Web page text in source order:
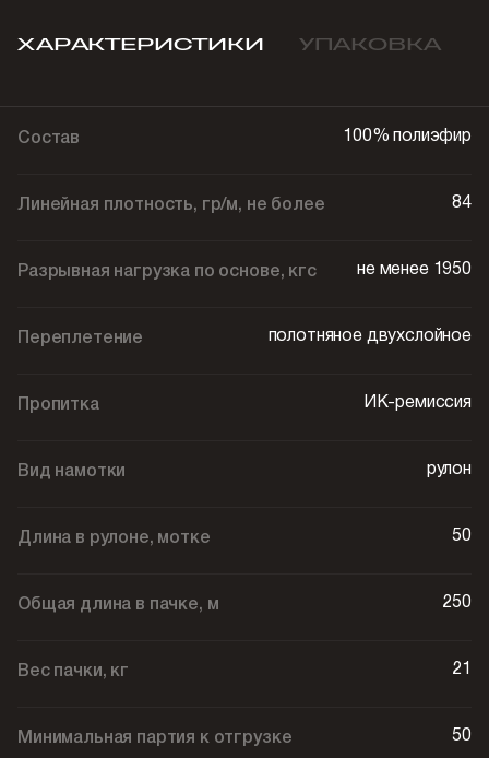
ХАРАКТЕРИСТИКИ УПАКОВКА
Состав 100% полиэфир
Линейная плотность, гр/м, не более 84
Разрывная нагрузка по основе, кгс не менее 1950
Переплетение полотняное двухслойное
Пропитка ИК-ремиссия
Вид намотки рулон
Длина в рулоне, мотке 50
Общая длина в пачке, м 250
Вес пачки, кг 21
Минимальная партия к отгрузке 50